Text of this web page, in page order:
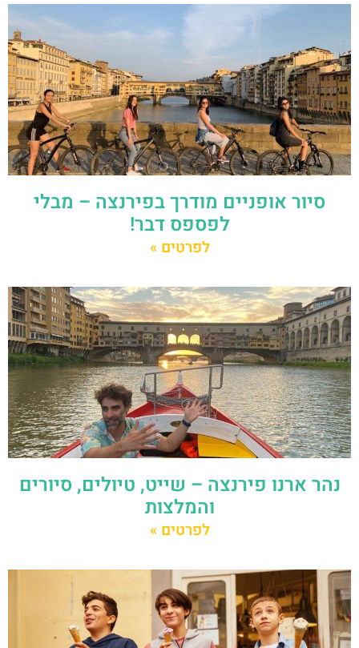
סיור אופניים מודרך בפירנצה – מבלי
לפספס דבר!
לפרטים »
נהר ארנו פירנצה – שייט, טיולים, סיורים
והמלצות
לפרטים »